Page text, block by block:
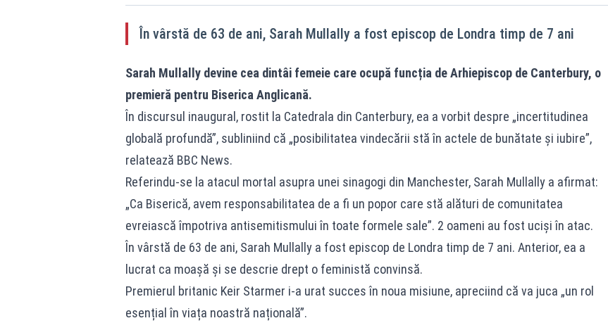
În vârstă de 63 de ani, Sarah Mullally a fost episcop de Londra timp de 7 ani
Sarah Mullally devine cea dintâi femeie care ocupă funcția de Arhiepiscop de Canterbury, o
premieră pentru Biserica Anglicană.
În discursul inaugural, rostit la Catedrala din Canterbury, ea a vorbit despre „incertitudinea
globală profundă”, subliniind că „posibilitatea vindecării stă în actele de bunătate și iubire”,
relatează BBC News.
Referindu-se la atacul mortal asupra unei sinagogi din Manchester, Sarah Mullally a afirmat:
„Ca Biserică, avem responsabilitatea de a fi un popor care stă alături de comunitatea
evreiască împotriva antisemitismului în toate formele sale”. 2 oameni au fost uciși în atac.
În vârstă de 63 de ani, Sarah Mullally a fost episcop de Londra timp de 7 ani. Anterior, ea a
lucrat ca moașă și se descrie drept o feministă convinsă.
Premierul britanic Keir Starmer i-a urat succes în noua misiune, apreciind că va juca „un rol
esențial în viața noastră națională”.